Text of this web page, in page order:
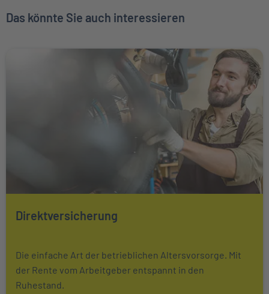
Das könnte Sie auch interessieren
Weiter zu Direktversicherung
Direktversicherung
Die einfache Art der betrieblichen Altersvorsorge. Mit
der Rente vom Arbeitgeber entspannt in den
Ruhestand.
Mehr über Das könnte Sie auch interessieren erfahren